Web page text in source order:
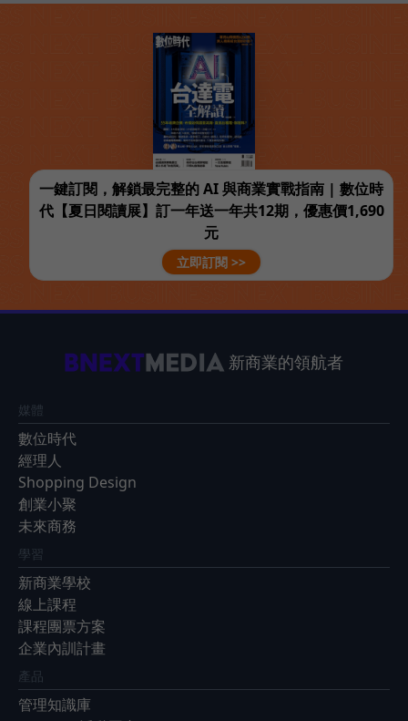
一鍵訂閱，解鎖最完整的 AI 與商業實戰指南 | 數位時
代【夏日閱讀展】訂一年送一年共12期，優惠價1,690
元
立即訂閱 >>
新商業的領航者
媒體
數位時代
經理人
Shopping Design
創業小聚
未來商務
學習
新商業學校
線上課程
課程團票方案
企業內訓計畫
產品
管理知識庫